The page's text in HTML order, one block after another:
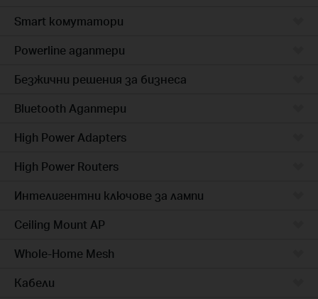
Smart комутатори
Powerline адаптери
Безжични решения за бизнеса
Bluetooth Адаптери
High Power Adapters
High Power Routers
Интелигентни ключове за лампи
Ceiling Mount AP
Whole-Home Mesh
Кабели